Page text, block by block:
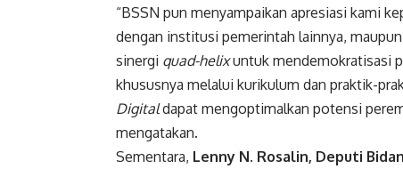
“BSSN pun menyampaikan apresiasi kami
dengan institusi pemerintah lainnya,
sinergi quad-helixuntuk mendemokratisasi
khususnya melalui kurikulum dan praktik-
Digitaldapat mengoptimalkan potensi
mengatakan.
Sementara, Lenny N. Rosalin, Deputi